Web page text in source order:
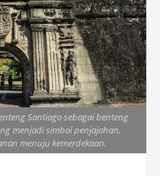
Santiago sebagai benteng
menjadi simbol penjajahan,
menuju kemerdekaan.